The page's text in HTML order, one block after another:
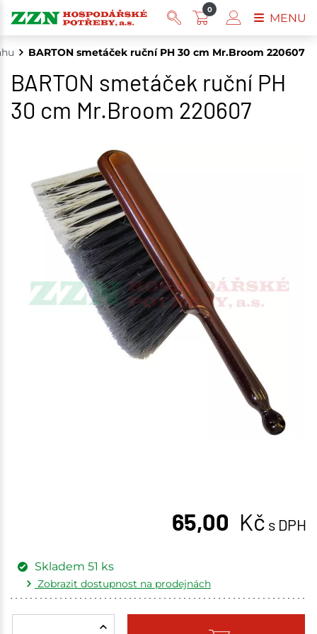
BARTON smetáček ruční PH 30 cm Mr.Broom 220607
BARTON smetáček ruční PH
30 cm Mr.Broom 220607
65,00 Kč s DPH
Skladem 51 ks
Zobrazit dostupnost na prodejnách
0
MENU